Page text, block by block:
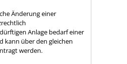
Änderung einer
Anlage bedarf einer
kann über den gleichen
werden.